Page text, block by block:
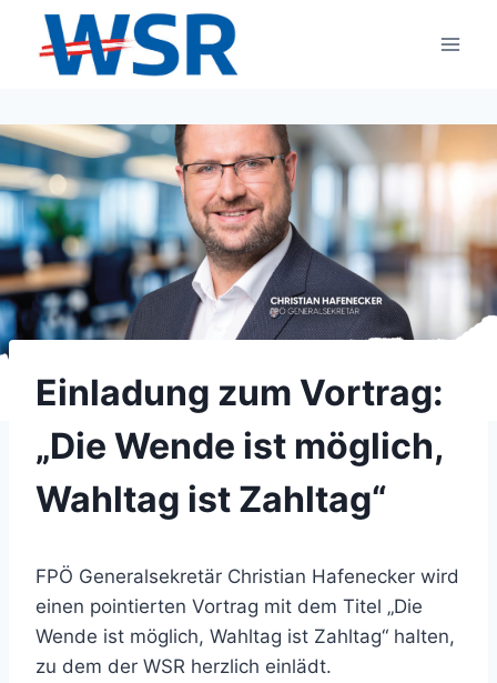
Inhalt
springen
Einladung zum Vortrag:
„Die Wende ist möglich,
Wahltag ist Zahltag“
FPÖ Generalsekretär Christian Hafenecker wird
einen pointierten Vortrag mit dem Titel „Die
Wende ist möglich, Wahltag ist Zahltag“ halten,
zu dem der WSR herzlich einlädt.